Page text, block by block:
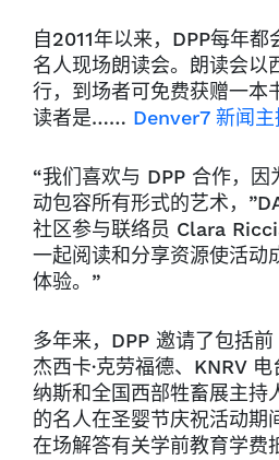
自2011年以来，DPP每年
名人现场朗读会。朗读会以
行，到场者可免费获赠一本
读者是…… Denver7 新闻主
“我们喜欢与 DPP 合作，
动包容所有形式的艺术，
社区参与联络员 Clara
一起阅读和分享资源使活动
体验。”
多年来，DPP 邀请了包括
杰西卡·克劳福德、KNRV
纳斯和全国西部牲畜展主持
的名人在圣婴节庆祝活动期
在场解答有关学前教育学费